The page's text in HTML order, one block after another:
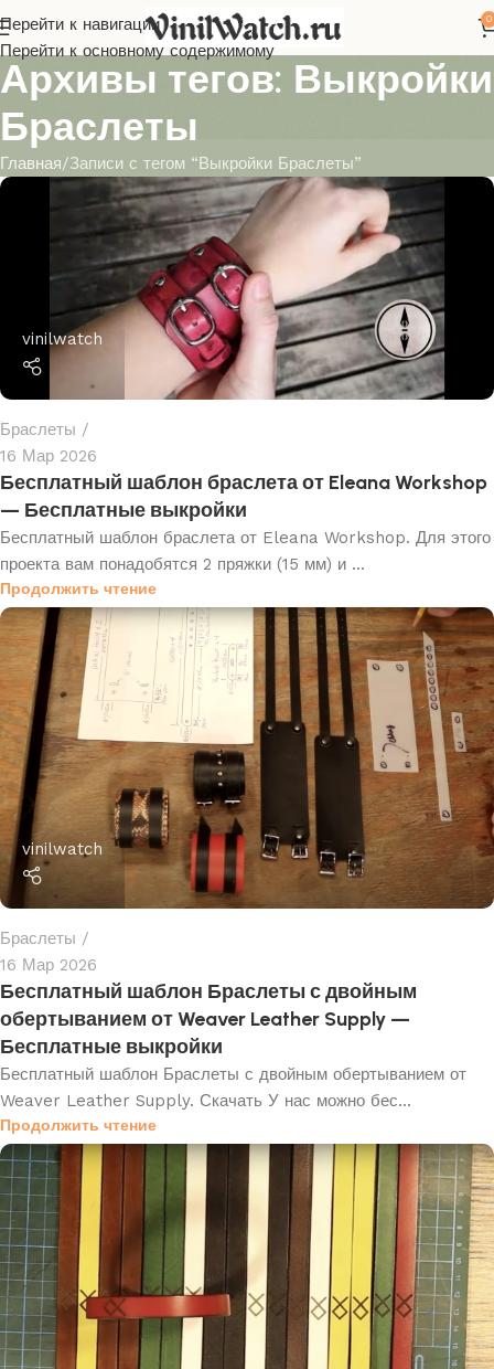
Перейти к навигации
Перейти к основному содержимому
0
Архивы тегов: Выкройки
Браслеты
Главная Записи с тегом “Выкройки Браслеты”
vinilwatch
Браслеты
16 Мар 2026
Бесплатный шаблон браслета от Eleana Workshop
— Бесплатные выкройки
Бесплатный шаблон браслета от Eleana Workshop. Для этого
проекта вам понадобятся 2 пряжки (15 мм) и ...
Продолжить чтение
vinilwatch
Браслеты
16 Мар 2026
Бесплатный шаблон Браслеты с двойным
обертыванием от Weaver Leather Supply —
Бесплатные выкройки
Бесплатный шаблон Браслеты с двойным обертыванием от
Weaver Leather Supply. Скачать У нас можно бес...
Продолжить чтение